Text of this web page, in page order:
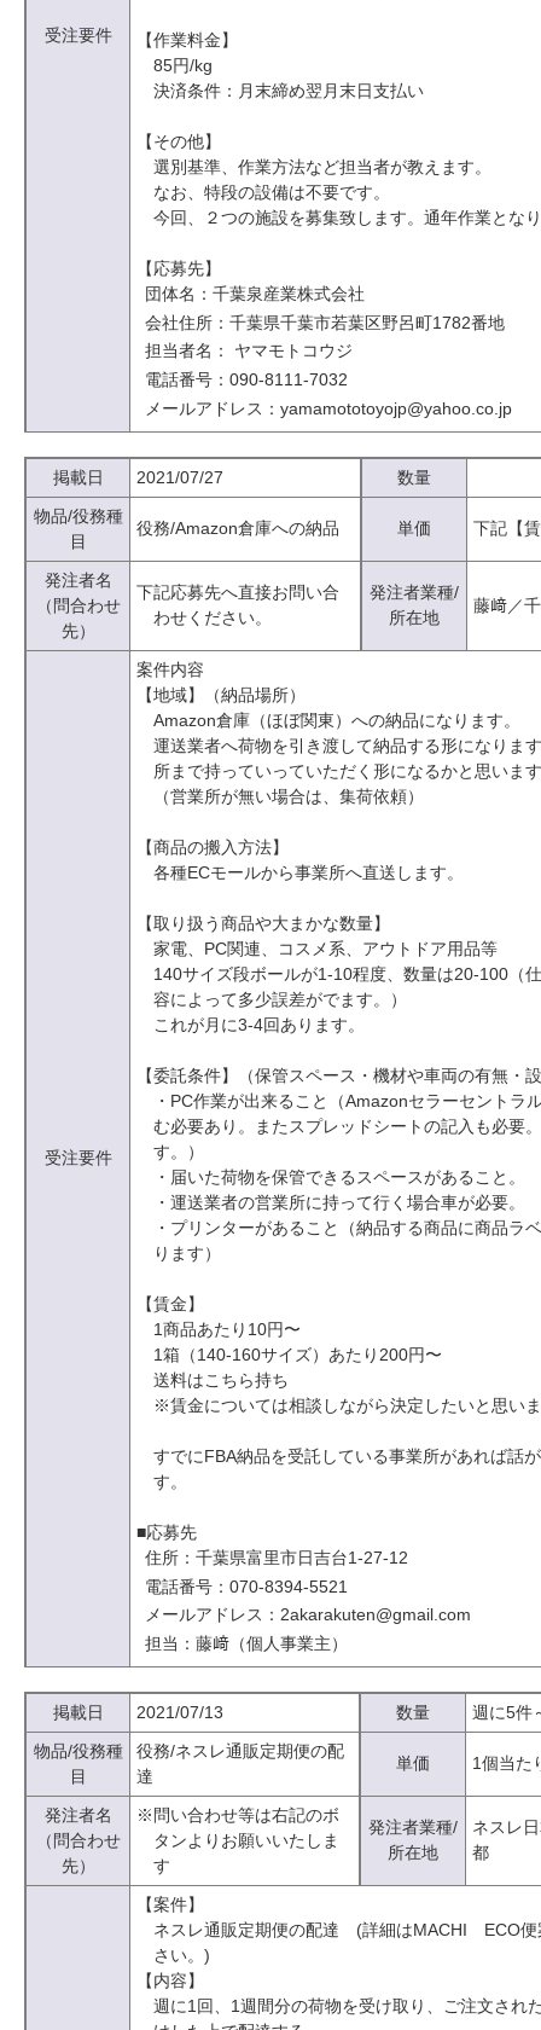
受注要件
【作業料金】
85円/kg
決済条件：月末締め翌月末日支払い
【その他】
選別基準、作業方法など担当者が教えます。
なお、特段の設備は不要です。
今回、２つの施設を募集致します。通年作業とな
【応募先】
団体名：千葉泉産業株式会社
会社住所：千葉県千葉市若葉区野呂町1782番地
担当者名： ヤマモトコウジ
電話番号：090-8111-7032
メールアドレス：yamamototoyojp@yahoo.co.jp
掲載日 2021/07/27
数量
物品/役務種
目
役務/Amazon倉庫への納品 単価 下記【
発注者名
（問合わせ
先）
下記応募先へ直接お問い合
わせください。
発注者業種/
所在地
藤﨑／
受注要件
案件内容
【地域】（納品場所）
Amazon倉庫（ほぼ関東）への納品になります。
運送業者へ荷物を引き渡して納品する形になりま
所まで持っていっていただく形になるかと思いま
（営業所が無い場合は、集荷依頼）
【商品の搬入方法】
各種ECモールから事業所へ直送します。
【取り扱う商品や大まかな数量】
家電、PC関連、コスメ系、アウトドア用品等
140サイズ段ボールが1-10程度、数量は20-100（
容によって多少誤差がでます。）
これが月に3-4回あります。
【委託条件】（保管スペース・機材や車両の有無
・PC作業が出来ること（Amazonセラーセントラ
む必要あり。またスプレッドシートの記入も必要
す。）
・届いた荷物を保管できるスペースがあること。
・運送業者の営業所に持って行く場合車が必要。
・プリンターがあること（納品する商品に商品ラ
ります）
【賃金】
1商品あたり10円〜
1箱（140-160サイズ）あたり200円〜
送料はこちら持ち
※賃金については相談しながら決定したいと思い
すでにFBA納品を受託している事業所があれば話
す。
■応募先
住所：千葉県富里市日吉台1-27-12
電話番号：070-8394-5521
メールアドレス：2akarakuten@gmail.com
担当：藤﨑（個人事業主）
掲載日 2021/07/13 数量
週に5件
物品/役務種
目
役務/ネスレ通販定期便の配
達
単価 1個当た
発注者名
（問合わせ
先）
※問い合わせ等は右記のボ
タンよりお願いいたしま
す
発注者業種/
所在地
ネスレ
都
【案件】
ネスレ通販定期便の配達 (詳細はMACHI ECO便
さい。)
【内容】
週に1回、1週間分の荷物を受け取り、ご注文され